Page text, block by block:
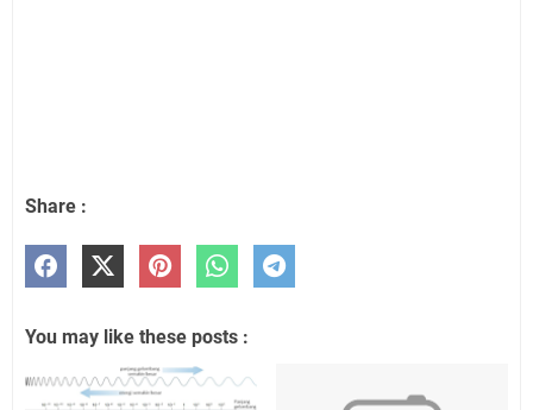
Share :
You may like these posts :